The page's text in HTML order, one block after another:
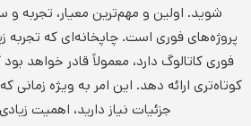
شوید. اولین و مهم‌ترین معیار، تجربه و
پروژه‌های فوری است. چاپخانه‌ای که تجربه
فوری کاتالوگ دارد، معمولاً قادر خواهد
کوتاه‌تری ارائه دهد. این امر به ویژه
جزئیات نیاز دارید، اهمیت